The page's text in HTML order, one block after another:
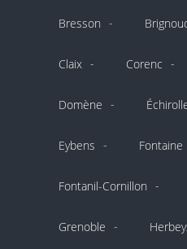
Bresson
Claix Corenc
Domène
Eybens Fontaine
Fontanil-Cornillon
Grenoble